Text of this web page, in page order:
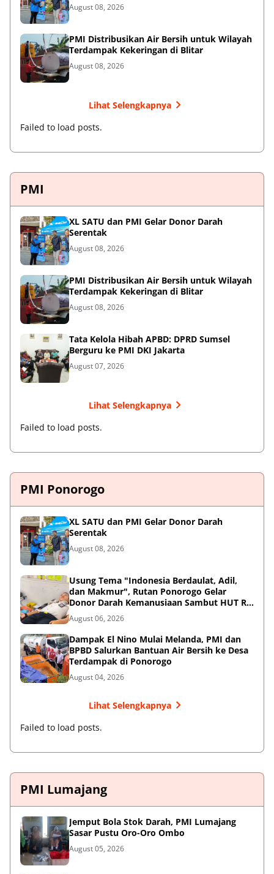
August 08, 2026
PMI Distribusikan Air Bersih untuk Wilayah
Terdampak Kekeringan di Blitar
August 08, 2026
Lihat Selengkapnya
Failed to load posts.
PMI
XL SATU dan PMI Gelar Donor Darah
Serentak
August 08, 2026
PMI Distribusikan Air Bersih untuk Wilayah
Terdampak Kekeringan di Blitar
August 08, 2026
Tata Kelola Hibah APBD: DPRD Sumsel
Berguru ke PMI DKI Jakarta
August 07, 2026
Lihat Selengkapnya
Failed to load posts.
PMI Ponorogo
XL SATU dan PMI Gelar Donor Darah
Serentak
August 08, 2026
Usung Tema "Indonesia Berdaulat, Adil,
dan Makmur", Rutan Ponorogo Gelar
Donor Darah Kemanusiaan Sambut HUT RI
ke-81
August 06, 2026
Dampak El Nino Mulai Melanda, PMI dan
BPBD Salurkan Bantuan Air Bersih ke Desa
Terdampak di Ponorogo
August 04, 2026
Lihat Selengkapnya
Failed to load posts.
PMI Lumajang
Jemput Bola Stok Darah, PMI Lumajang
Sasar Pustu Oro-Oro Ombo
August 05, 2026